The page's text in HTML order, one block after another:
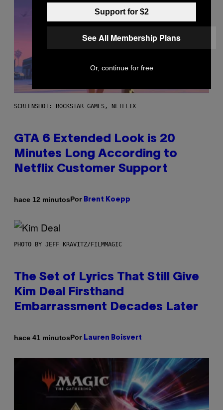
SCREENSHOT: ROCKSTAR GAMES, NETFLIX
GTA 6 Extended Look is 20
Minutes Long According to
Netflix Customer Support
hace 12 minutosPor Brent Koepp
PHOTO BY JEFF KRAVITZ/FILMMAGIC
The Set of Lyrics That Still Give
Kim Deal Firsthand
Embarrassment Decades Later
hace 41 minutosPor Lauren Boisvert
Support for $2
See All Membership Plans
Or, continue for free